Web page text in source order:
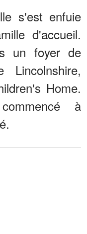
s'est enfuie
d'accueil.
un foyer de
Lincolnshire,
Home.
à